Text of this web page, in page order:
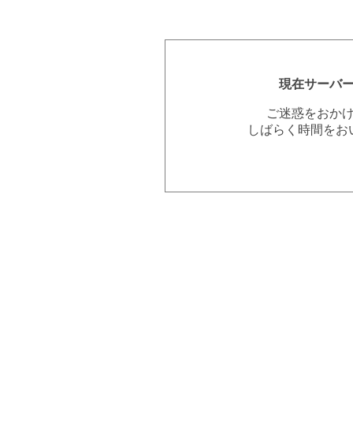
現在サーバ
ご迷惑をおか
しばらく時間を